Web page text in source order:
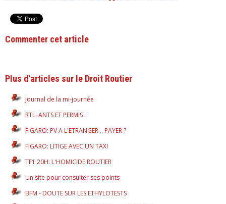
Commenter cet article
Plus d'articles sur le Droit Routier
Journal de la mi-journée
RTL: ANTS ET PERMIS
FIGARO: PV A L'ETRANGER .. PAYER ?
FIGARO: LITIGE AVEC UN TAXI
TF1 20H: L'HOMICIDE ROUTIER
Un site pour consulter ses points
BFM - DOUTE SUR LES ETHYLOTESTS